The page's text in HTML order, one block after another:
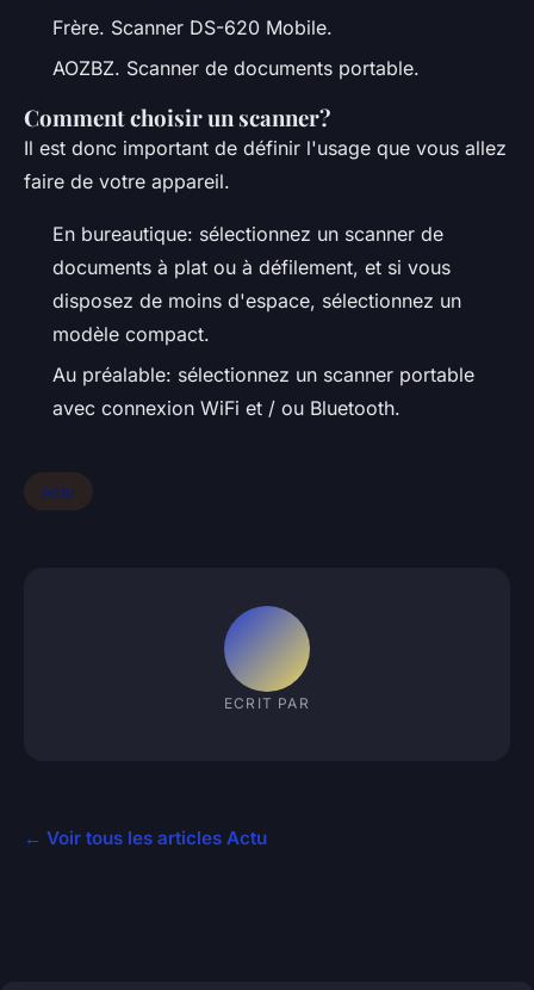
Frère. Scanner DS-620 Mobile.
AOZBZ. Scanner de documents portable.
Comment choisir un scanner?
Il est donc important de définir l'usage que vous allez
faire de votre appareil.
En bureautique: sélectionnez un scanner de
documents à plat ou à défilement, et si vous
disposez de moins d'espace, sélectionnez un
modèle compact.
Au préalable: sélectionnez un scanner portable
avec connexion WiFi et / ou Bluetooth.
Actu
ECRIT PAR
← Voir tous les articles Actu